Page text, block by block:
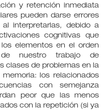
y retención inmediata
pueden darse errores
interpretarlas, debido a
cognitivas que
elementos en el orden
nuestro trabajo de
clases de problemas en la
los relacionados
con semejanza
peor que las menos
con la repetición (si ya